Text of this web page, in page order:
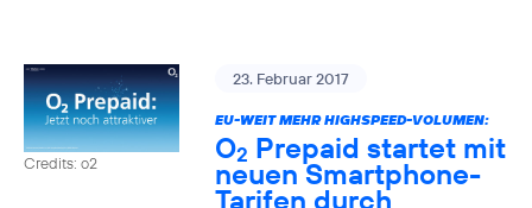
Credits: o2
23. Februar 2017
EU-WEIT MEHR HIGHSPEED-VOLUMEN:
O2 Prepaid startet mit
neuen Smartphone-
Tarifen durch